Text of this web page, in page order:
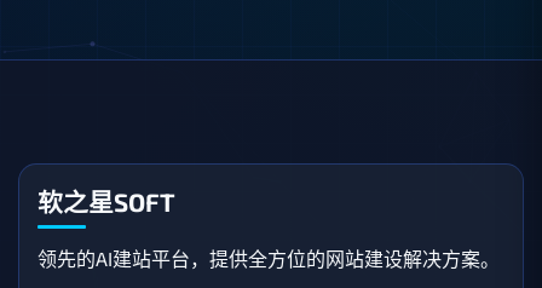
软之星SOFT
领先的AI建站平台，提供全方位的网站建设解决方案。